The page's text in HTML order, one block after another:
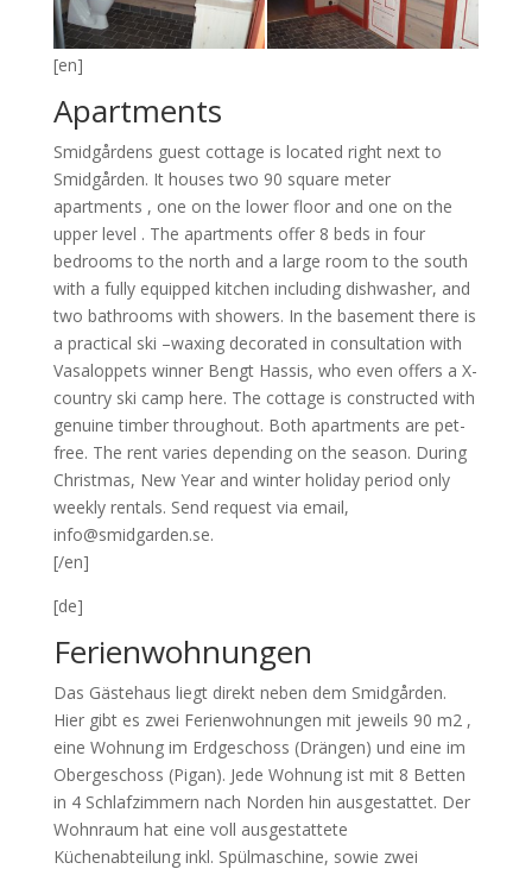
[en]
Apartments
Smidgårdens guest cottage is located right next to
Smidgården. It houses two 90 square meter
apartments , one on the lower floor and one on the
upper level . The apartments offer 8 beds in four
bedrooms to the north and a large room to the south
with a fully equipped kitchen including dishwasher, and
two bathrooms with showers. In the basement there is
a practical ski –waxing decorated in consultation with
Vasaloppets winner Bengt Hassis, who even offers a X-
country ski camp here. The cottage is constructed with
genuine timber throughout. Both apartments are pet-
free. The rent varies depending on the season. During
Christmas, New Year and winter holiday period only
weekly rentals. Send request via email,
info@smidgarden.se.
[/en]
[de]
Ferienwohnungen
Das Gästehaus liegt direkt neben dem Smidgården.
Hier gibt es zwei Ferienwohnungen mit jeweils 90 m2 ,
eine Wohnung im Erdgeschoss (Drängen) und eine im
Obergeschoss (Pigan). Jede Wohnung ist mit 8 Betten
in 4 Schlafzimmern nach Norden hin ausgestattet. Der
Wohnraum hat eine voll ausgestattete
Küchenabteilung inkl. Spülmaschine, sowie zwei